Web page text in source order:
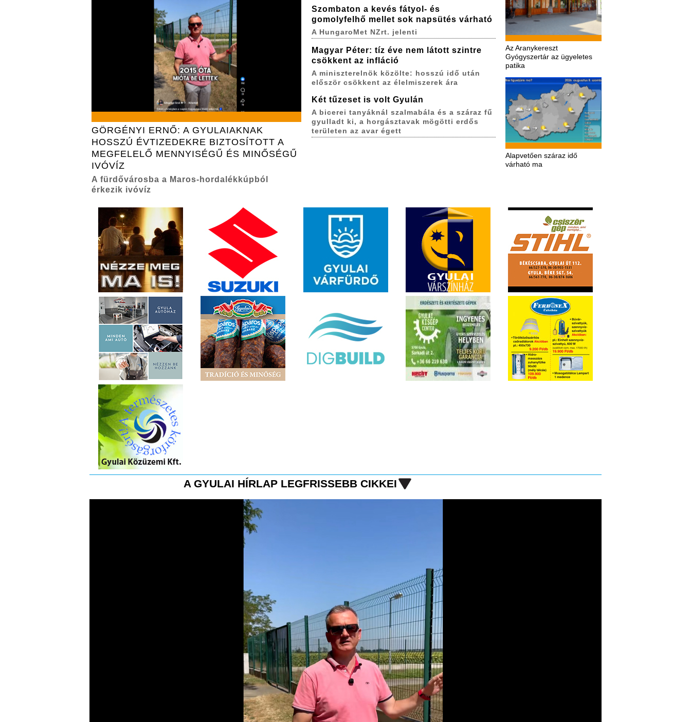
GÖRGÉNYI ERNŐ: A GYULAIAKNAK
HOSSZÚ ÉVTIZEDEKRE BIZTOSÍTOTT A
MEGFELELŐ MENNYISÉGŰ ÉS MINŐSÉGŰ
IVÓVÍZ
A fürdővárosba a Maros-hordalékkúpból
érkezik ivóvíz
Az Aranykereszt
Gyógyszertár az ügyeletes
patika
Alapvetően száraz idő
várható ma
Szombaton a kevés fátyol- és
gomolyfelhő mellet sok napsütés várható
A HungaroMet NZrt. jelenti
Magyar Péter: tíz éve nem látott szintre
csökkent az infláció
A miniszterelnök közölte: hosszú idő után
először csökkent az élelmiszerek ára
Két tűzeset is volt Gyulán
A bicerei tanyáknál szalmabála és a száraz fű
gyulladt ki, a horgásztavak mögötti erdős
területen az avar égett
A GYULAI HÍRLAP LEGFRISSEBB CIKKEI